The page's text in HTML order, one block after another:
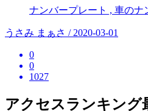
ナンバープレート , 車のナ
うさみ まぁさ / 2020-03-01
0
0
1027
アクセスランキング